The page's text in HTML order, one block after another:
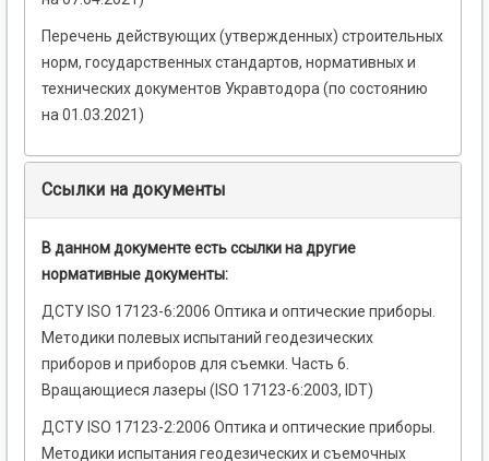
Перечень действующих (утвержденных) строительных
норм, государственных стандартов, нормативных и
технических документов Укравтодора (по состоянию
на 01.03.2021)
Ссылки на документы
В данном документе есть ссылки на другие
нормативные документы:
ДСТУ ISO 17123-6:2006 Оптика и оптические приборы.
Методики полевых испытаний геодезических
приборов и приборов для съемки. Часть 6.
Вращающиеся лазеры (ISO 17123-6:2003, IDT)
ДСТУ ISO 17123-2:2006 Оптика и оптические приборы.
Методики испытания геодезических и съемочных